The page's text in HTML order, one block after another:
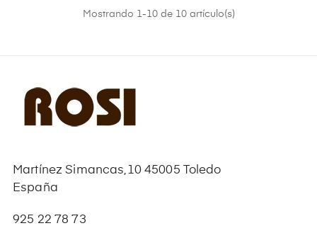
Mostrando 1-10 de 10 artículo(s)
Martínez Simancas,10 45005 Toledo
España
925 22 78 73